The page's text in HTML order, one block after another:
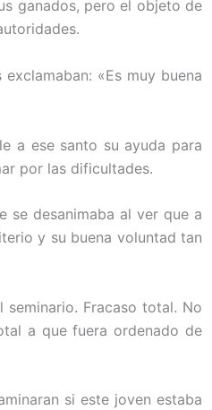
ganados, pero el objeto de
«Es muy buena
a ese santo su ayuda para
por las dificultades.
se desanimaba al ver que a
y su buena voluntad tan
Fracaso total. No
a que fuera ordenado de
si este joven estaba